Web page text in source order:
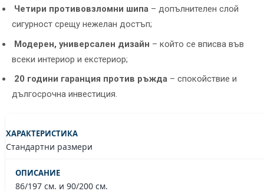
Четири противовзломни шипа – допълнителен слой
сигурност срещу нежелан достъп;
Модерен, универсален дизайн – който се вписва във
всеки интериор и екстериор;
20 години гаранция против ръжда – спокойствие и
дългосрочна инвестиция.
Стандартни размери
86/197 см. и 90/200 см.